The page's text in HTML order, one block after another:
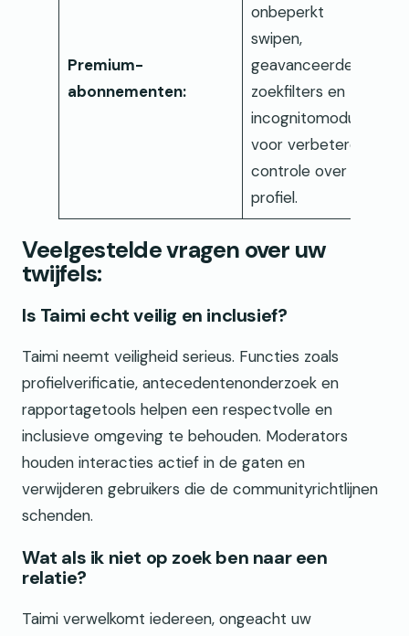
Premium-
abonnementen:
onbeperkt
swipen,
geavanceerde
zoekfilters en
incognitomodus
voor verbeterde
controle over uw
profiel.
Veelgestelde vragen over uw
twijfels:
Is Taimi echt veilig en inclusief?
Taimi neemt veiligheid serieus. Functies zoals
profielverificatie, antecedentenonderzoek en
rapportagetools helpen een respectvolle en
inclusieve omgeving te behouden. Moderators
houden interacties actief in de gaten en
verwijderen gebruikers die de communityrichtlijnen
schenden.
Wat als ik niet op zoek ben naar een
relatie?
Taimi verwelkomt iedereen, ongeacht uw